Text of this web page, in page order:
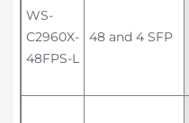
WS-
C2960X-
48FPS-L
48 and 4 SFP